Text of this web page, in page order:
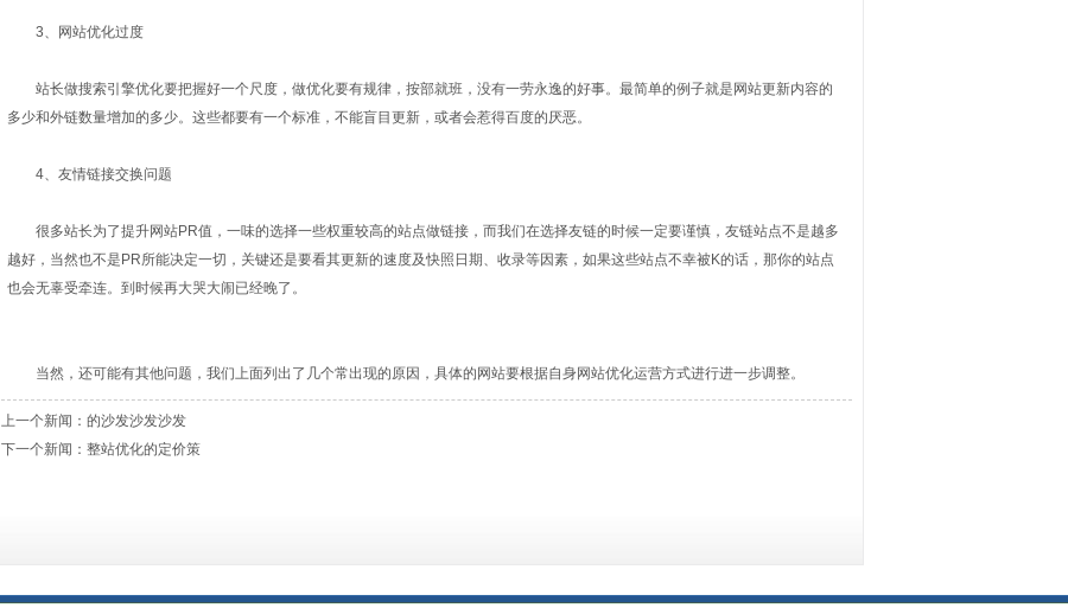
3、网站优化过度
站长做搜索引擎优化要把握好一个尺度，做优化要有规律，按部就班，没有一劳永逸的好事。最简单的例子就是网站更新内容的
多少和外链数量增加的多少。这些都要有一个标准，不能盲目更新，或者会惹得百度的厌恶。
4、友情链接交换问题
很多站长为了提升网站PR值，一味的选择一些权重较高的站点做链接，而我们在选择友链的时候一定要谨慎，友链站点不是越多
越好，当然也不是PR所能决定一切，关键还是要看其更新的速度及快照日期、收录等因素，如果这些站点不幸被K的话，那你的站点
也会无辜受牵连。到时候再大哭大闹已经晚了。
当然，还可能有其他问题，我们上面列出了几个常出现的原因，具体的网站要根据自身网站优化运营方式进行进一步调整。
上一个新闻： 的沙发沙发沙发
下一个新闻： 整站优化的定价策